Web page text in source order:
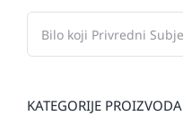
KATEGORIJE PROIZVODA